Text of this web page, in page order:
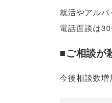
就活やアル
電話面談は
■ご相談が
今後相談数